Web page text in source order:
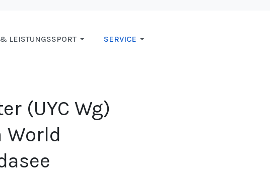
LEISTUNGSSPORT SERVICE
(UYC Wg)
World